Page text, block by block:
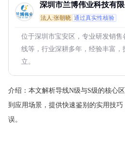
深圳市兰博伟业科技有限
法人:张朝晓 通过真实性核验
位于深圳市宝安区，专业研发销售
线等，行业深耕多年，经验丰富，
立。
介绍： 本文解析导线N级与S级的核心
到应用场景，提供快速鉴别的实用技
误。